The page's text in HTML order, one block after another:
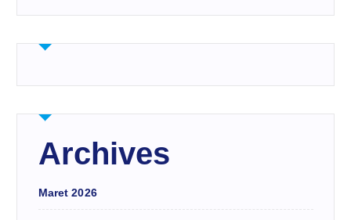
Archives
Maret 2026